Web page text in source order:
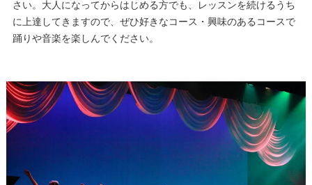
さい。大人になってからはじめる方でも、レッスンを続けるうち
に上達してきますので、ぜひ好きなコース・興味のあるコースで
踊りや音楽を楽しんでください。